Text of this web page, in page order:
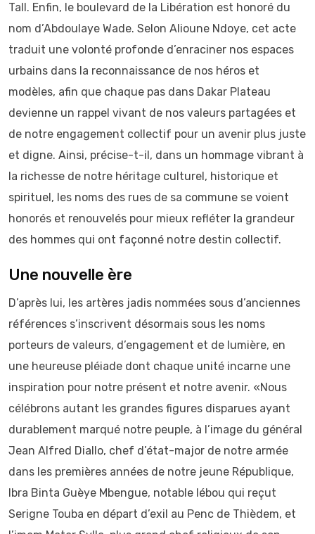
Tall. Enfin, le boulevard de la Libération est honoré du
nom d’Abdoulaye Wade. Selon Alioune Ndoye, cet acte
traduit une volonté profonde d’enraciner nos espaces
urbains dans la reconnaissance de nos héros et
modèles, afin que chaque pas dans Dakar Plateau
devienne un rappel vivant de nos valeurs partagées et
de notre engagement collectif pour un avenir plus juste
et digne. Ainsi, précise-t-il, dans un hommage vibrant à
la richesse de notre héritage culturel, historique et
spirituel, les noms des rues de sa commune se voient
honorés et renouvelés pour mieux refléter la grandeur
des hommes qui ont façonné notre destin collectif.
Une nouvelle ère
D’après lui, les artères jadis nommées sous d’anciennes
références s’inscrivent désormais sous les noms
porteurs de valeurs, d’engagement et de lumière, en
une heureuse pléiade dont chaque unité incarne une
inspiration pour notre présent et notre avenir. «Nous
célébrons autant les grandes figures disparues ayant
durablement marqué notre peuple, à l’image du général
Jean Alfred Diallo, chef d’état-major de notre armée
dans les premières années de notre jeune République,
Ibra Binta Guèye Mbengue, notable lébou qui reçut
Serigne Touba en départ d’exil au Penc de Thièdem, et